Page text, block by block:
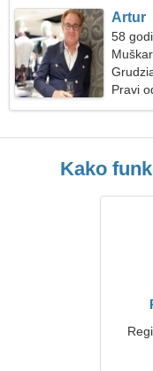
Artur
58
Pravi
Kako